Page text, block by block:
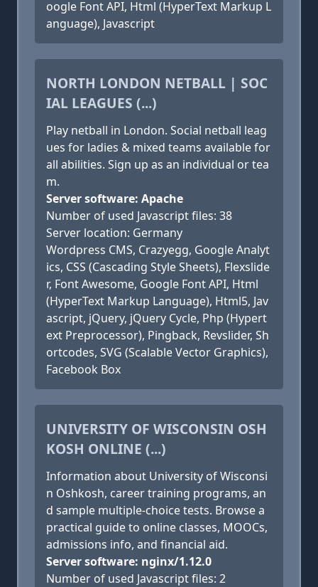
oogle Font API, Html (HyperText Markup L
anguage), Javascript
NORTH LONDON NETBALL | SOC
IAL LEAGUES (...)
Play netball in London. Social netball leag
ues for ladies & mixed teams available for
all abilities. Sign up as an individual or tea
m.
Server software: Apache
Number of used Javascript files: 38
Server location: Germany
Wordpress CMS, Crazyegg, Google Analyt
ics, CSS (Cascading Style Sheets), Flexslide
r, Font Awesome, Google Font API, Html
(HyperText Markup Language), Html5, Jav
ascript, jQuery, jQuery Cycle, Php (Hypert
ext Preprocessor), Pingback, Revslider, Sh
ortcodes, SVG (Scalable Vector Graphics),
Facebook Box
UNIVERSITY OF WISCONSIN OSH
KOSH ONLINE (...)
Information about University of Wisconsi
n Oshkosh, career training programs, an
d sample multiple-choice tests. Browse a
practical guide to online classes, MOOCs,
admissions info, and financial aid.
Server software: nginx/1.12.0
Number of used Javascript files: 2